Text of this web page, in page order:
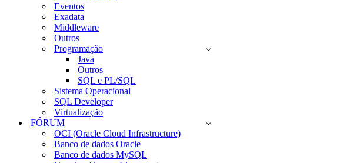
Eventos
Exadata
Middleware
Outros
Programação
Java
Outros
SQL e PL/SQL
Sistema Operacional
SQL Developer
Virtualização
FÓRUM
OCI (Oracle Cloud Infrastructure)
Banco de dados Oracle
Banco de dados MySQL